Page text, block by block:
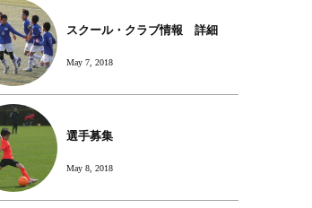
スクール・クラブ情報 詳細
May 7, 2018
選手募集
May 8, 2018